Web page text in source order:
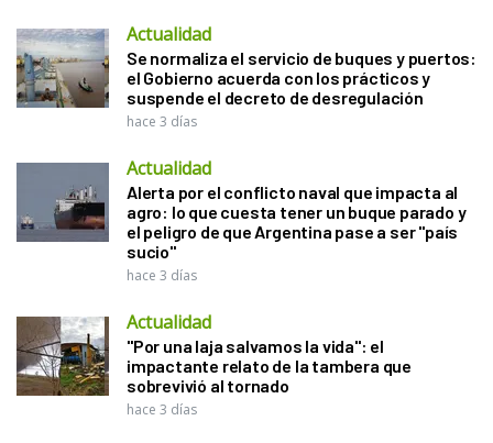
Actualidad
Se normaliza el servicio de buques y puertos:
el Gobierno acuerda con los prácticos y
suspende el decreto de desregulación
hace 3 días
Actualidad
Alerta por el conflicto naval que impacta al
agro: lo que cuesta tener un buque parado y
el peligro de que Argentina pase a ser "país
sucio"
hace 3 días
Actualidad
"Por una laja salvamos la vida": el
impactante relato de la tambera que
sobrevivió al tornado
hace 3 días